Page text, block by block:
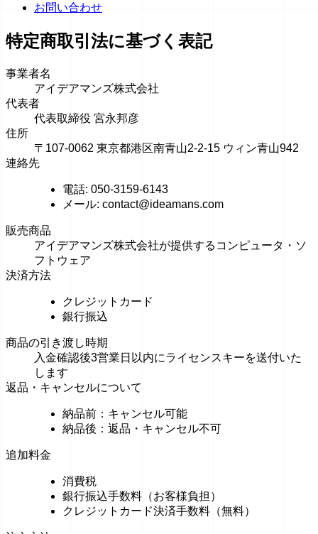
お問い合わせ
特定商取引法に基づく表記
事業者名
アイデアマンズ株式会社
代表者
代表取締役 宮永邦彦
住所
〒107-0062 東京都港区南青山2-2-15 ウィン青山942
連絡先
電話: 050-3159-6143
メール: contact@ideamans.com
販売商品
アイデアマンズ株式会社が提供するコンピュータ・ソ
フトウェア
決済方法
クレジットカード
銀行振込
商品の引き渡し時期
入金確認後3営業日以内にライセンスキーを送付いた
します
返品・キャンセルについて
納品前：キャンセル可能
納品後：返品・キャンセル不可
追加料金
消費税
銀行振込手数料（お客様負担）
クレジットカード決済手数料（無料）